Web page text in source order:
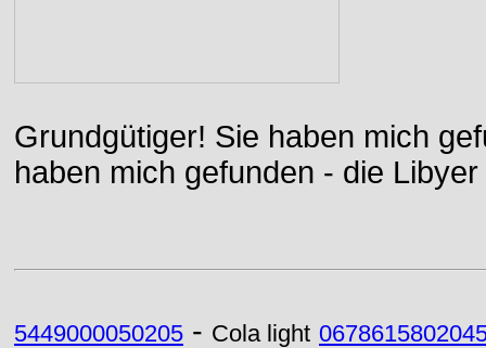
Grundgütiger! Sie haben mich
haben mich gefunden - die
5449000050205 - Cola light